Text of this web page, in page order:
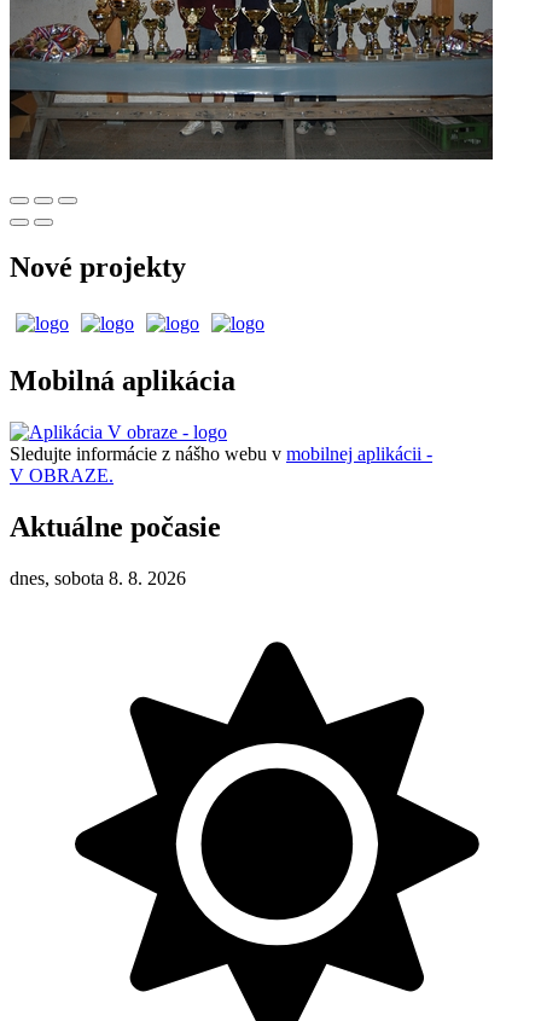
Nové projekty
Mobilná aplikácia
Sledujte informácie z nášho webu v mobilnej aplikácii -
V OBRAZE.
Aktuálne počasie
dnes, sobota 8. 8. 2026